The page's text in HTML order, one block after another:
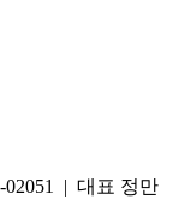
02051 | 대표 정만